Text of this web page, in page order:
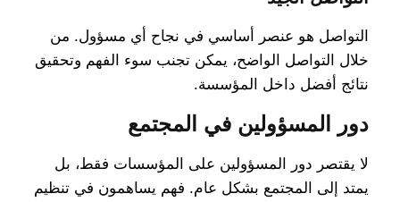
التواصل هو عنصر أساسي في نجاح أي مسؤول. من
خلال التواصل الواضح، يمكن تجنب سوء الفهم وتحقيق
نتائج أفضل داخل المؤسسة.
دور المسؤولين في المجتمع
لا يقتصر دور المسؤولين على المؤسسات فقط، بل
يمتد إلى المجتمع بشكل عام. فهم يساهمون في تنظيم